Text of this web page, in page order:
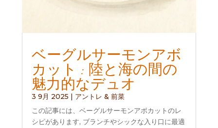
ベーグルサーモンアボ
カット : 陸と海の間の
魅力的なデュオ
3 9月 2025
アントレ & 前菜
この記事には、ベーグルサーモンアボカットのレ
シピがあります, ブランチやシックな入り口に最適